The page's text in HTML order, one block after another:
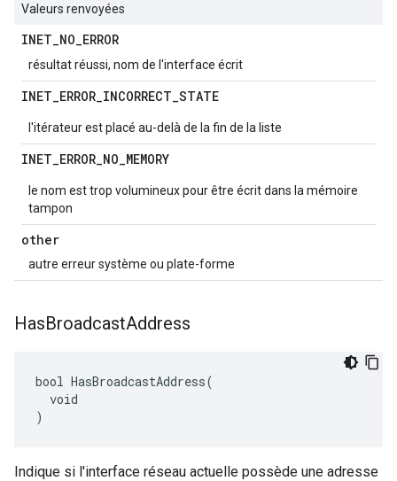
Valeurs renvoyées
INET_NO_ERROR
résultat réussi, nom de l'interface écrit
INET_ERROR_INCORRECT_STATE
l'itérateur est placé au-delà de la fin de la liste
INET_ERROR_NO_MEMORY
le nom est trop volumineux pour être écrit dans la mémoire
tampon
other
autre erreur système ou plate-forme
HasBroadcastAddress
bool HasBroadcastAddress(
  void
)
Indique si l'interface réseau actuelle possède une adresse